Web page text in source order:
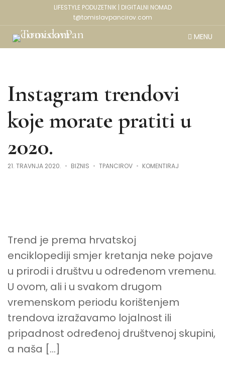
LIFESTYLE PODUZETNIK | DIGITALNI NOMAD
t@tomislavpancirov.com
MENU
Instagram trendovi
koje morate pratiti u
2020.
21. TRAVNJA 2020. BIZNIS TPANCIROV KOMENTIRAJ
Trend je prema hrvatskoj
enciklopediji smjer kretanja neke pojave
u prirodi i društvu u određenom vremenu.
U ovom, ali i u svakom drugom
vremenskom periodu korištenjem
trendova izražavamo lojalnost ili
pripadnost određenoj društvenoj skupini,
a naša […]